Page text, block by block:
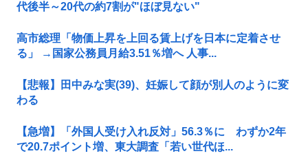
代後半～20代の約7割が"ほぼ見ない"
高市総理「物価上昇を上回る賃上げを日本に定着させ
る」 →国家公務員月給3.51％増へ 人事...
【悲報】田中みな実(39)、妊娠して顔が別人のように変
わる
【急増】「外国人受け入れ反対」56.3％に わずか2年
で20.7ポイント増、東大調査「若い世代ほ...